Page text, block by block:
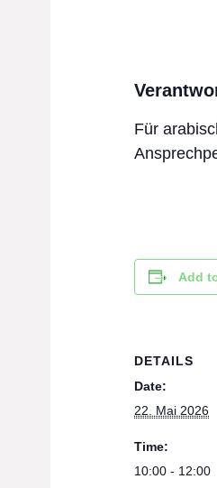
Für
Add
DETAILS
Date:
22. Mai 2026
Time:
10:00 - 12:00